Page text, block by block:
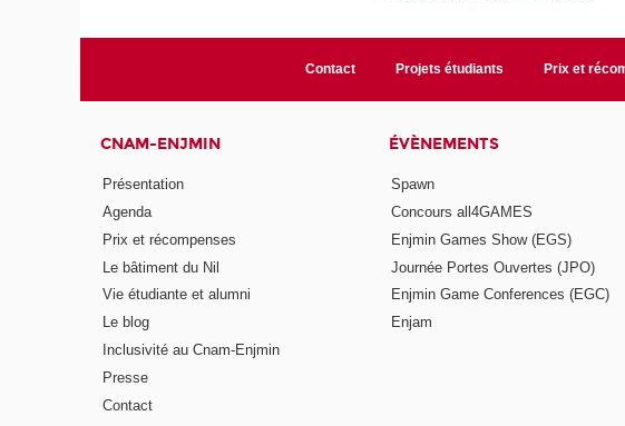
Contact Projets étudiants Prix et
CNAM-ENJMIN
Présentation
Agenda
Prix et récompenses
Le bâtiment du Nil
Vie étudiante et alumni
Le blog
Inclusivité au Cnam-Enjmin
Presse
Contact
ÉVÈNEMENTS
Spawn
Concours all4GAMES
Enjmin Games Show (EGS)
Journée Portes Ouvertes (JPO)
Enjmin Game Conferences (EGC)
Enjam